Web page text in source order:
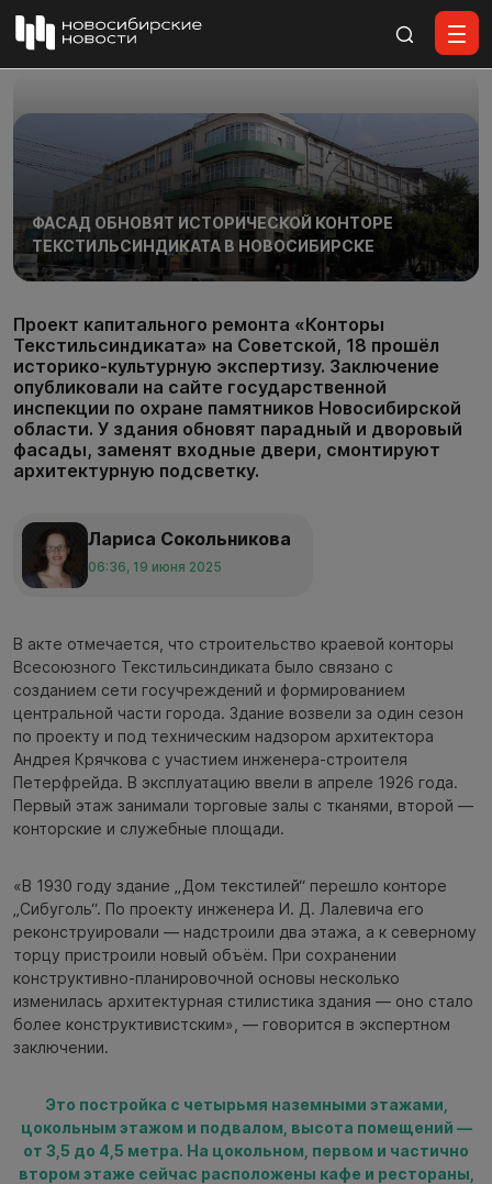
ФАСАД ОБНОВЯТ ИСТОРИЧЕСКОЙ КОНТОРЕ
ТЕКСТИЛЬСИНДИКАТА В НОВОСИБИРСКЕ
Проект капитального ремонта «Конторы
Текстильсиндиката» на Советской, 18 прошёл
историко-культурную экспертизу. Заключение
опубликовали на сайте государственной
инспекции по охране памятников Новосибирской
области. У здания обновят парадный и дворовый
фасады, заменят входные двери, смонтируют
архитектурную подсветку.
Лариса Сокольникова
06:36, 19 июня 2025
В акте отмечается, что строительство краевой конторы
Всесоюзного Текстильсиндиката было связано с
созданием сети госучреждений и формированием
центральной части города. Здание возвели за один сезон
по проекту и под техническим надзором архитектора
Андрея Крячкова с участием инженера-строителя
Петерфрейда. В эксплуатацию ввели в апреле 1926 года.
Первый этаж занимали торговые залы с тканями, второй —
конторские и служебные площади.
«В 1930 году здание „Дом текстилей“ перешло конторе
„Сибуголь“. По проекту инженера И. Д. Лалевича его
реконструировали — надстроили два этажа, а к северному
торцу пристроили новый объём. При сохранении
конструктивно-планировочной основы несколько
изменилась архитектурная стилистика здания — оно стало
более конструктивистским», — говорится в экспертном
заключении.
Это постройка с четырьмя наземными этажами,
цокольным этажом и подвалом, высота помещений —
от 3,5 до 4,5 метра. На цокольном, первом и частично
втором этаже сейчас расположены кафе и рестораны,